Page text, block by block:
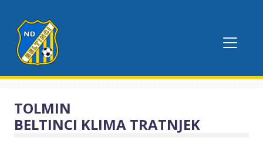
TOLMIN
BELTINCI KLIMA TRATNJEK